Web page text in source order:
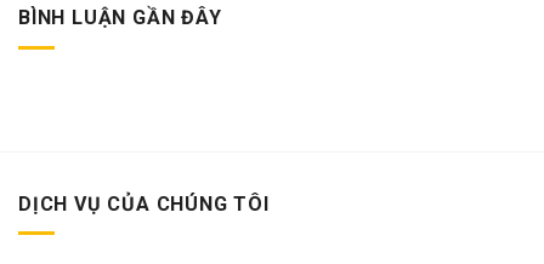
BÌNH LUẬN GẦN ĐÂY
DỊCH VỤ CỦA CHÚNG TÔI